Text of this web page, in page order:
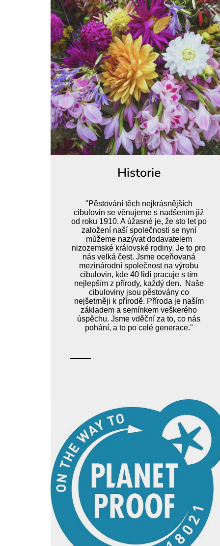
Historie
"Pěstování těch nejkrásnějších
cibulovin se věnujeme s nadšením již
od roku 1910. A úžasné je, že sto let po
založení naší společnosti se nyní
můžeme nazývat dodavatelem
nizozemské královské rodiny. Je to pro
nás velká čest. Jsme oceňovaná
mezinárodní společnost na výrobu
cibulovin, kde 40 lidí pracuje s tím
nejlepším z přírody, každý den. Naše
cibuloviny jsou pěstovány co
nejšetrněji k přírodě. Příroda je naším
základem a semínkem veškerého
úspěchu. Jsme vděční za to, co nás
pohání, a to po celé generace."